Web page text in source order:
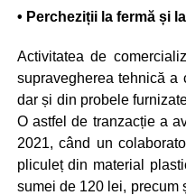
• Percheziții la fermă și
Activitatea de
supravegherea tehnică a
dar și din probele
O astfel de tranzacție a
2021, când un
pliculeț din material
sumei de 120 lei, precum